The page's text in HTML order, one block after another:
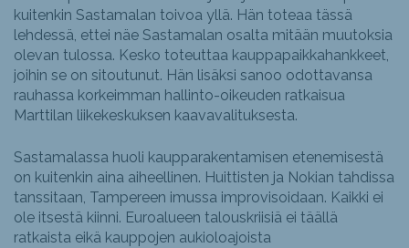
kuitenkin Sastamalan toivoa yllä. Hän toteaa tässä
lehdessä, ettei näe Sastamalan osalta mitään muutoksia
olevan tulossa. Kesko toteuttaa kauppapaikkahankkeet,
joihin se on sitoutunut. Hän lisäksi sanoo odottavansa
rauhassa korkeimman hallinto-oikeuden ratkaisua
Marttilan liikekeskuksen kaavavalituksesta.
Sastamalassa huoli kaupparakentamisen etenemisestä
on kuitenkin aina aiheellinen. Huittisten ja Nokian tahdissa
tanssitaan, Tampereen imussa improvisoidaan. Kaikki ei
ole itsestä kiinni. Euroalueen talouskriisiä ei täällä
ratkaista eikä kauppojen aukioloajoista